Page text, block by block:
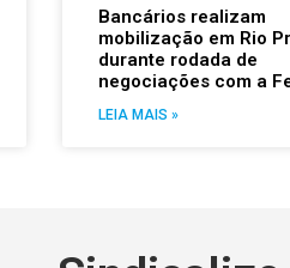
Bancários realizam
mobilização em Rio
durante rodada de
negociações com a
LEIA MAIS »